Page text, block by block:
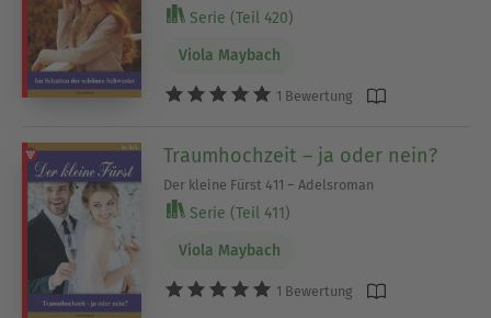
Serie (Teil 420)
Viola Maybach
1 Bewertung
Traumhochzeit – ja oder nein?
Der kleine Fürst 411 – Adelsroman
Serie (Teil 411)
Viola Maybach
1 Bewertung